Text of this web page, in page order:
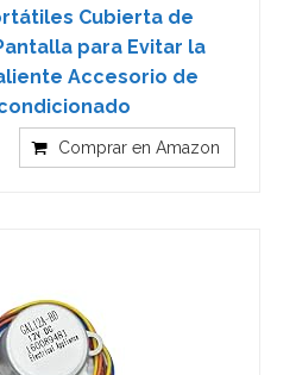
Cubierta de
para Evitar la
Accesorio de
Comprar en Amazon